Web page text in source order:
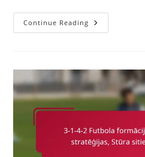
Continue Reading 3-
1-
Formas
Pielāgojumi,
Pretinieku
Analīze,
Spēles
Scenāriji